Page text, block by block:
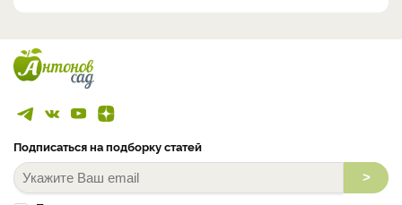
Подписаться на подборку статей
>